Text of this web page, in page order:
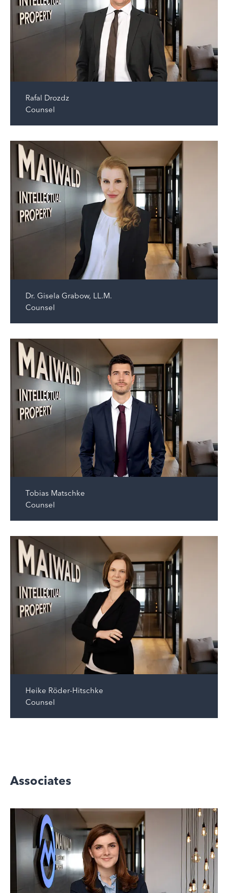
Rafal Drozdz
Counsel
Dr. Gisela Grabow, LL.M.
Counsel
Tobias Matschke
Counsel
Heike Röder-Hitschke
Counsel
Associates